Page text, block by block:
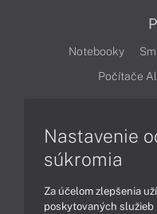
Notebooky
Počítače
Obchodné
Nastavenie
súkromia
Za účelom zlepšenia
poskytovaných služieb